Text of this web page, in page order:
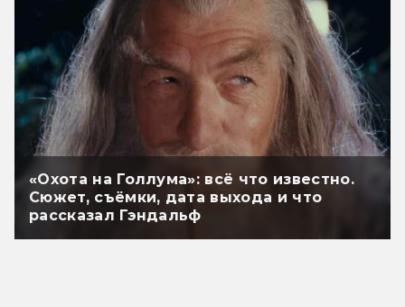
«Охота на Голлума»: всё что известно.
Сюжет, съёмки, дата выхода и что
рассказал Гэндальф